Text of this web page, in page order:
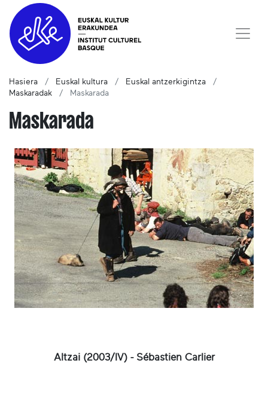
Hasiera Euskal kultura
Euskal antzerkigintza
Maskaradak
Maskarada
Maskarada
Altzai (2003/IV) - Sébastien Carlier